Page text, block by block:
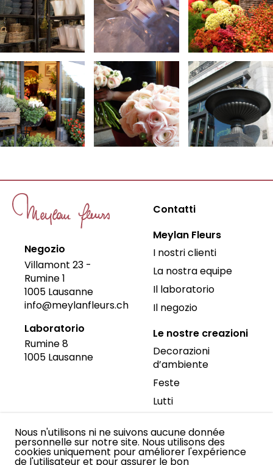
Negozio
Villamont 23 -
Rumine 1
1005 Lausanne
info@meylanfleurs.ch
Laboratorio
Rumine 8
1005 Lausanne
Contatti
Meylan Fleurs
I nostri clienti
La nostra equipe
Il laboratorio
Il negozio
Le nostre creazioni
Decorazioni
d’ambiente
Feste
Lutti
Ricevimenti
Bouquets e
Nous n'utilisons ni ne suivons aucune donnée
personnelle sur notre site. Nous utilisons des
cookies uniquement pour améliorer l'expérience
de l'utilisateur et pour assurer le bon